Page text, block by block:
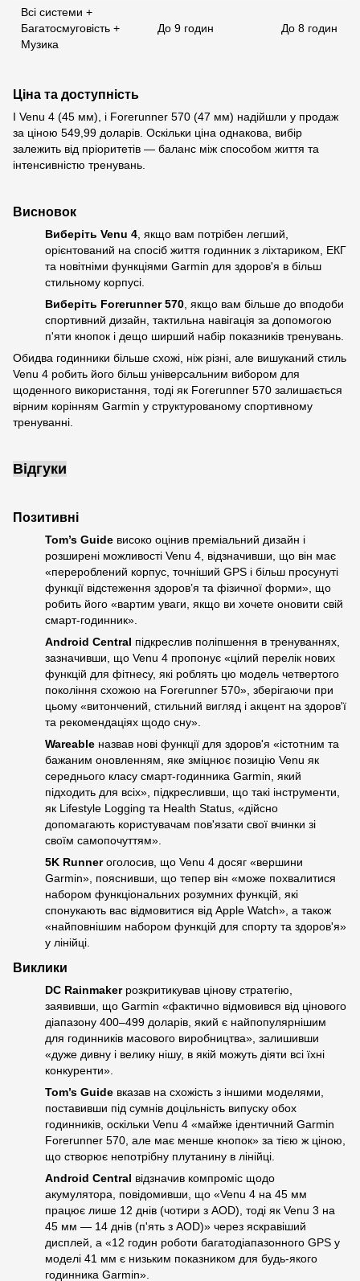
Всі системи +
Багатосмуговість +
Музика
До 9 годин До 8 годин
Ціна та доступність
І Venu 4 (45 мм), і Forerunner 570 (47 мм) надійшли у продаж
за ціною 549,99 доларів. Оскільки ціна однакова, вибір
залежить від пріоритетів — баланс між способом життя та
інтенсивністю тренувань.
Висновок
Виберіть Venu 4 , якщо вам потрібен легший,
орієнтований на спосіб життя годинник з ліхтариком, ЕКГ
та новітніми функціями Garmin для здоров'я в більш
стильному корпусі.
Виберіть Forerunner 570 , якщо вам більше до вподоби
спортивний дизайн, тактильна навігація за допомогою
п'яти кнопок і дещо ширший набір показників тренувань.
Обидва годинники більше схожі, ніж різні, але вишуканий стиль
Venu 4 робить його більш універсальним вибором для
щоденного використання, тоді як Forerunner 570 залишається
вірним корінням Garmin у структурованому спортивному
тренуванні.
Відгуки
Позитивні
Tom’s Guide високо оцінив преміальний дизайн і
розширені можливості Venu 4, відзначивши, що він має
«перероблений корпус, точніший GPS і більш просунуті
функції відстеження здоров’я та фізичної форми», що
робить його «вартим уваги, якщо ви хочете оновити свій
смарт-годинник».
Android Central підкреслив поліпшення в тренуваннях,
зазначивши, що Venu 4 пропонує «цілий перелік нових
функцій для фітнесу, які роблять цю модель четвертого
покоління схожою на Forerunner 570», зберігаючи при
цьому «витончений, стильний вигляд і акцент на здоров'ї
та рекомендаціях щодо сну».
Wareable назвав нові функції для здоров'я «істотним та
бажаним оновленням, яке зміцнює позицію Venu як
середнього класу смарт-годинника Garmin, який
підходить для всіх», підкресливши, що такі інструменти,
як Lifestyle Logging та Health Status, «дійсно
допомагають користувачам пов'язати свої вчинки зі
своїм самопочуттям».
5K Runnerоголосив, що Venu 4 досяг «вершини
Garmin», пояснивши, що тепер він «може похвалитися
набором функціональних розумних функцій, які
спонукають вас відмовитися від Apple Watch», а також
«найповнішим набором функцій для спорту та здоров'я»
у лінійці.
Виклики
DC Rainmakerрозкритикував цінову стратегію,
заявивши, що Garmin «фактично відмовився від цінового
діапазону 400–499 доларів, який є найпопулярнішим
для годинників масового виробництва», залишивши
«дуже дивну і велику нішу, в якій можуть діяти всі їхні
конкуренти».
Tom’s Guide вказав на схожість з іншими моделями,
поставивши під сумнів доцільність випуску обох
годинників, оскільки Venu 4 «майже ідентичний Garmin
Forerunner 570, але має менше кнопок» за тією ж ціною,
що створює непотрібну плутанину в лінійці.
Android Central відзначив компроміс щодо
акумулятора, повідомивши, що «Venu 4 на 45 мм
працює лише 12 днів (чотири з AOD), тоді як Venu 3 на
45 мм — 14 днів (п'ять з AOD)» через яскравіший
дисплей, а «12 годин роботи багатодіапазонного GPS у
моделі 41 мм є низьким показником для будь-якого
годинника Garmin».